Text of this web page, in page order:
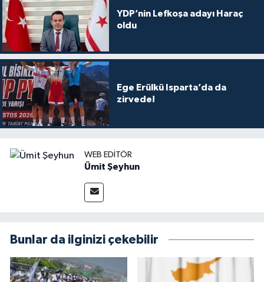
YDP’nin Lefkoşa adayı Haraç
oldu
Ege Erülkü Isparta’da da
zirvede!
WEB EDITÖR
Ümit Şeyhun
Bunlar da ilginizi çekebilir